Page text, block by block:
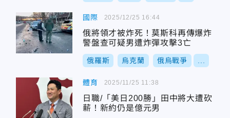
國際
俄將領才被炸死！莫斯科再傳爆炸
警盤查可疑男遭炸彈攻擊3亡
俄羅斯 烏克蘭 俄烏戰爭
2025/12/25 16:44
體育
日職/「美日200勝」田中將大遭砍
薪！新約仍是億元男
2025/11/25 11:38